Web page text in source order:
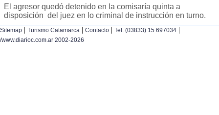
El agresor quedó detenido en la comisaría quinta a
disposición del juez en lo criminal de instrucción en turno.
Sitemap | Turismo Catamarca | Contacto | Tel. (03833) 15 697034 |
/www.diarioc.com.ar 2002-2026